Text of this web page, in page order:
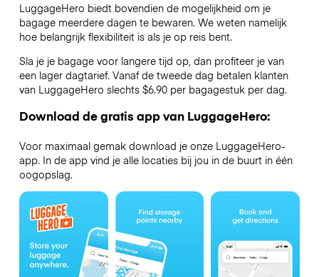
LuggageHero biedt bovendien de mogelijkheid om je
bagage meerdere dagen te bewaren. We weten namelijk
hoe belangrijk flexibiliteit is als je op reis bent.
Sla je je bagage voor langere tijd op, dan profiteer je van
een lager dagtarief. Vanaf de tweede dag betalen klanten
van LuggageHero slechts $6.90 per bagagestuk per dag.
Download de gratis app van LuggageHero:
Voor maximaal gemak download je onze LuggageHero-
app. In de app vind je alle locaties bij jou in de buurt in één
oogopslag.